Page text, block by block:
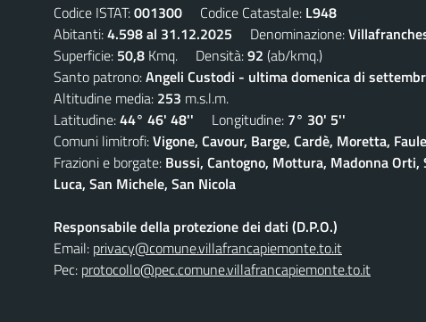
Codice ISTAT:001300 Codice Catastale: L948
Abitanti:4.598 al 31.12.2025 Denominazione:
Superficie: 50,8 Kmq. Densità:92 (ab/kmq.)
Santo patrono:Angeli Custodi - ultima domenica di
Altitudine media: 253 m.s.l.m.
Latitudine:44° 46' 48'' Longitudine: 7° 30' 5''
Comuni limitrofi:Vigone, Cavour, Barge, Cardè, Moretta,
Frazioni e borgate: Bussi, Cantogno, Mottura, Madonna Orti,
Luca, San Michele, San Nicola
Responsabile della protezione dei dati (D.P.O.)
Email: privacy@comune.villafrancapiemonte.to.it
Pec: protocollo@pec.comune.villafrancapiemonte.to.it